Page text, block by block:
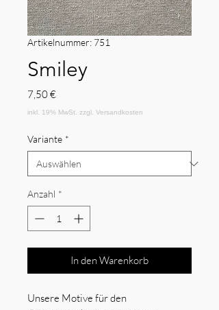
Artikelnummer: 751
Smiley
7,50 €Preis
Variante *
Anzahl *
In den Warenkorb
Unsere Motive für den